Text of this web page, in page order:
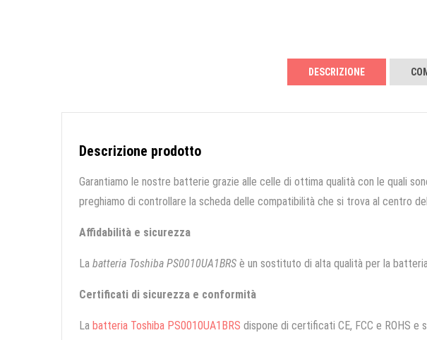
DESCRIZIONE
Descrizione prodotto
Garantiamo le nostre batterie grazie alle celle di ottima qualità con le quali
preghiamo di controllare la scheda delle compatibilità che si trova al centro
Affidabilità e sicurezza
La batteria Toshiba PS0010UA1BRS è un sostituto di alta qualità per la
Certificati di sicurezza e conformità
La batteria Toshiba PS0010UA1BRS dispone di certificati CE, FCC e ROHS